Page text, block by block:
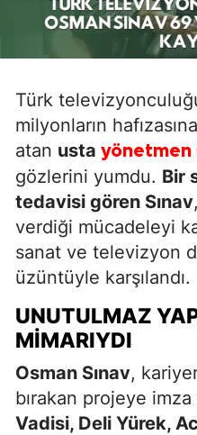
Türk
milyonların
atan usta yönetmen
gözlerini yumdu. Bir
tedavisi gören Sınav
verdiği mücadeleyi
sanat ve televizyon
üzüntüyle karşılandı.
UNUTULMAZ
MIMARIYDI
Osman Sınav,
bırakan projeye
Vadisi, Deli Yürek,